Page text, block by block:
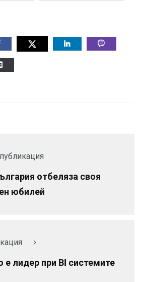
отбеляза своя
юбилей
е лидер при BI системите